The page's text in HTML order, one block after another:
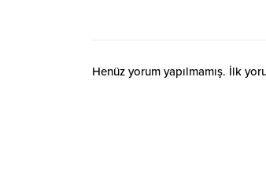
Henüz yorum yapılmamış. İlk